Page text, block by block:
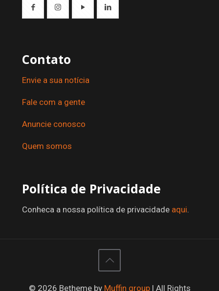
Contato
Envie a sua notícia
Fale com a gente
Anuncie conosco
Quem somos
Política de Privacidade
Conheca a nossa política de privacidade aqui.
© 2026 Betheme by Muffin group| All Rights